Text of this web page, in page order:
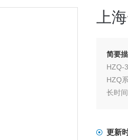
上
简要描
HZQ-
HZQ
长时
更新